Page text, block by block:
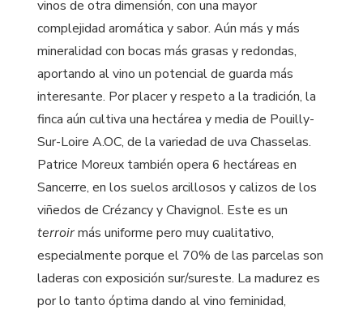
vinos de otra dimensión, con una mayor
complejidad aromática y sabor. Aún más y más
mineralidad con bocas más grasas y redondas,
aportando al vino un potencial de guarda más
interesante. Por placer y respeto a la tradición, la
finca aún cultiva una hectárea y media de Pouilly-
Sur-Loire A.OC, de la variedad de uva Chasselas.
Patrice Moreux también opera 6 hectáreas en
Sancerre, en los suelos arcillosos y calizos de los
viñedos de Crézancy y Chavignol. Este es un
terroirmás uniforme pero muy cualitativo,
especialmente porque el 70% de las parcelas son
laderas con exposición sur/sureste. La madurez es
por lo tanto óptima dando al vino feminidad,